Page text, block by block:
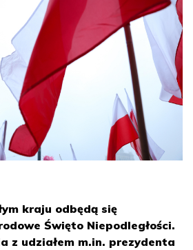
kraju odbędą się
Święto Niepodległości.
z udziałem m.in. prezydenta